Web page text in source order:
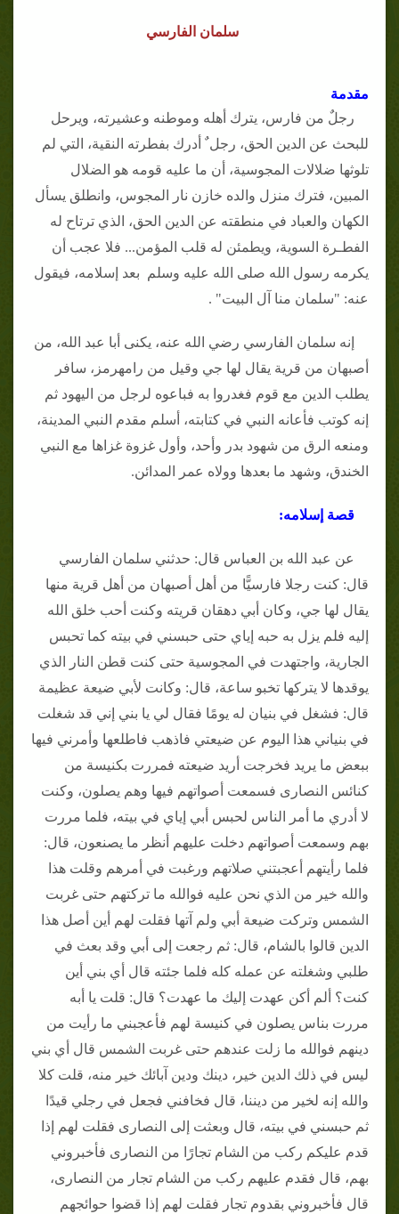
سلمان الفارسي
مقدمة
رجلٌ من فارس، يترك أهله وموطنه وعشيرته، ويرحل
للبحث عن الدين الحق، رجل ٌ أدرك بفطرته النقية، التي لم
تلوثها ضلالات المجوسية، أن ما عليه قومه هو الضلال
المبين، فترك منزل والده خازن نار المجوس، وانطلق يسأل
الكهان والعباد في منطقته عن الدين الحق، الذي ترتاح له
الفطـرة السوية، ويطمئن له قلب المؤمن... فلا عجب أن
يكرمه رسول الله صلى الله عليه وسلم بعد إسلامه، فيقول
عنه: "سلمان منا آل البيت" .
إنه سلمان الفارسي رضي الله عنه، يكنى أبا عبد الله، من
أصبهان من قرية يقال لها جي وقيل من رامهرمز، سافر
يطلب الدين مع قوم فغدروا به فباعوه لرجل من اليهود ثم
إنه كوتب فأعانه النبي في كتابته، أسلم مقدم النبي المدينة،
ومنعه الرق من شهود بدر وأحد، وأول غزوة غزاها مع النبي
الخندق، وشهد ما بعدها وولاه عمر المدائن.
قصة إسلامه:
عن عبد الله بن العباس قال: حدثني سلمان الفارسي
قال: كنت رجلا فارسيًّا من أهل أصبهان من أهل قرية منها
يقال لها جي، وكان أبي دهقان قريته وكنت أحب خلق الله
إليه فلم يزل به حبه إياي حتى حبسني في بيته كما تحبس
الجارية، واجتهدت في المجوسية حتى كنت قطن النار الذي
يوقدها لا يتركها تخبو ساعة، قال: وكانت لأبي ضيعة عظيمة
قال: فشغل في بنيان له يومًا فقال لي يا بني إني قد شغلت
في بنياني هذا اليوم عن ضيعتي فاذهب فاطلعها وأمرني فيها
ببعض ما يريد فخرجت أريد ضيعته فمررت بكنيسة من
كنائس النصارى فسمعت أصواتهم فيها وهم يصلون، وكنت
لا أدري ما أمر الناس لحبس أبي إياي في بيته، فلما مررت
بهم وسمعت أصواتهم دخلت عليهم أنظر ما يصنعون، قال:
فلما رأيتهم أعجبتني صلاتهم ورغبت في أمرهم وقلت هذا
والله خير من الذي نحن عليه فوالله ما تركتهم حتى غربت
الشمس وتركت ضيعة أبي ولم آتها فقلت لهم أين أصل هذا
الدين قالوا بالشام، قال: ثم رجعت إلى أبي وقد بعث في
طلبي وشغلته عن عمله كله فلما جئته قال أي بني أين
كنت؟ ألم أكن عهدت إليك ما عهدت؟ قال: قلت يا أبه
مررت بناس يصلون في كنيسة لهم فأعجبني ما رأيت من
دينهم فوالله ما زلت عندهم حتى غربت الشمس قال أي بني
ليس في ذلك الدين خير، دينك ودين آبائك خير منه، قلت كلا
والله إنه لخير من ديننا، قال فخافني فجعل في رجلي قيدًا
ثم حبسني في بيته، قال وبعثت إلى النصارى فقلت لهم إذا
قدم عليكم ركب من الشام تجارًا من النصارى فأخبروني
بهم، قال فقدم عليهم ركب من الشام تجار من النصارى،
قال فأخبروني بقدوم تجار فقلت لهم إذا قضوا حوائجهم